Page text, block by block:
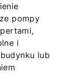
pompy
i
lub